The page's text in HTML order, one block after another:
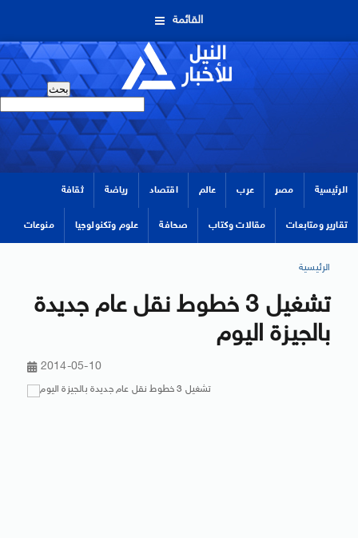
القائمة
الرئيسية مصر عرب عالم اقتصاد رياضة ثقافة
تقارير ومتابعات مقالات وكتاب صحافة علوم وتكنولوجيا منوعات
الرئيسية
تشغيل 3 خطوط نقل عام جديدة
بالجيزة اليوم
2014-05-10